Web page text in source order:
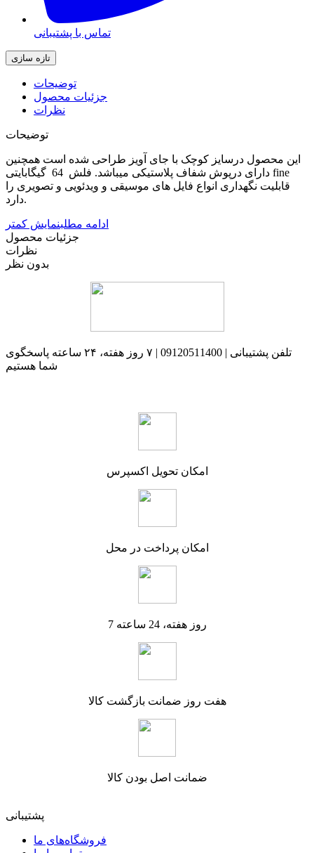
تماس با پشتیبانی
توضیحات
جزئیات محصول
نظرات
توضیحات
این محصول درسایز کوچک با جای آویز طراحی شده است همچنین
دارای درپوش شفاف پلاستیکی میباشد. فلش 64 گیگابایتی fine
قابلیت نگهداری انواع فایل های موسیقی و ویدئویی و تصویری را
دارد.
ادامه مطلبنمایش کمتر
جزئیات محصول
نظرات
بدون نظر
تلفن پشتیبانی | 09120511400 | ۷ روز هفته، ۲۴ ساعته پاسخگوی
شما هستیم
امکان تحویل اکسپرس
امکان پرداخت در محل
7 روز هفته، 24 ساعته
هفت روز ضمانت بازگشت کالا
ضمانت اصل بودن کالا
پشتیبانی
فروشگاه‌های ما